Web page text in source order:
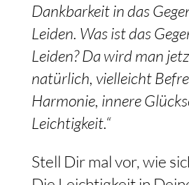
Dankbarkeit in das
Leiden. Was ist das
Leiden? Da wird man
natürlich, vielleicht
Harmonie, innere
Leichtigkeit.“
Stell Dir mal vor, wie